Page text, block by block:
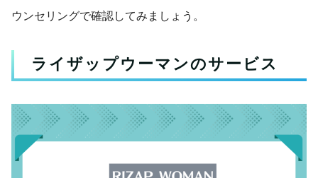
ウンセリングで確認してみましょう。
ライザップウーマンのサービス